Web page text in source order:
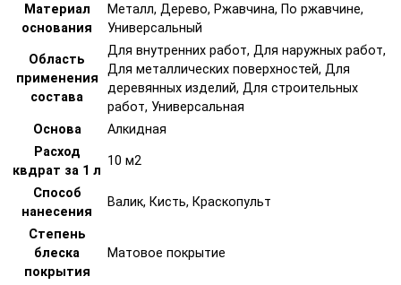
Материал
основания
Металл, Дерево, Ржавчина, По ржавчине,
Универсальный
Область
применения
состава
Для внутренних работ, Для наружных работ,
Для металлических поверхностей, Для
деревянных изделий, Для строительных
работ, Универсальная
Основа
Алкидная
Расход
квдрат за 1 л
10 м2
Способ
нанесения
Валик, Кисть, Краскопульт
Степень
блеска
покрытия
Матовое покрытие